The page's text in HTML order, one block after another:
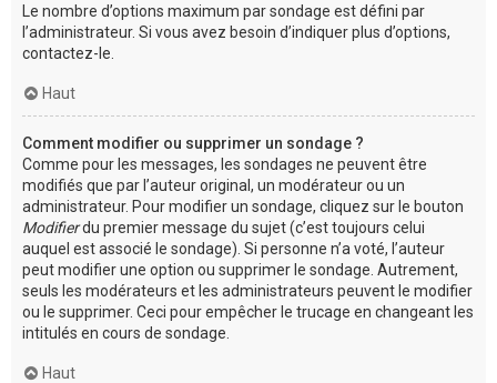
Le nombre d’options maximum par sondage est défini par
l’administrateur. Si vous avez besoin d’indiquer plus d’options,
contactez-le.
Haut
Comment modifier ou supprimer un sondage ?
Comme pour les messages, les sondages ne peuvent être
modifiés que par l’auteur original, un modérateur ou un
administrateur. Pour modifier un sondage, cliquez sur le bouton
Modifierdu premier message du sujet (c’est toujours celui
auquel est associé le sondage). Si personne n’a voté, l’auteur
peut modifier une option ou supprimer le sondage. Autrement,
seuls les modérateurs et les administrateurs peuvent le modifier
ou le supprimer. Ceci pour empêcher le trucage en changeant les
intitulés en cours de sondage.
Haut